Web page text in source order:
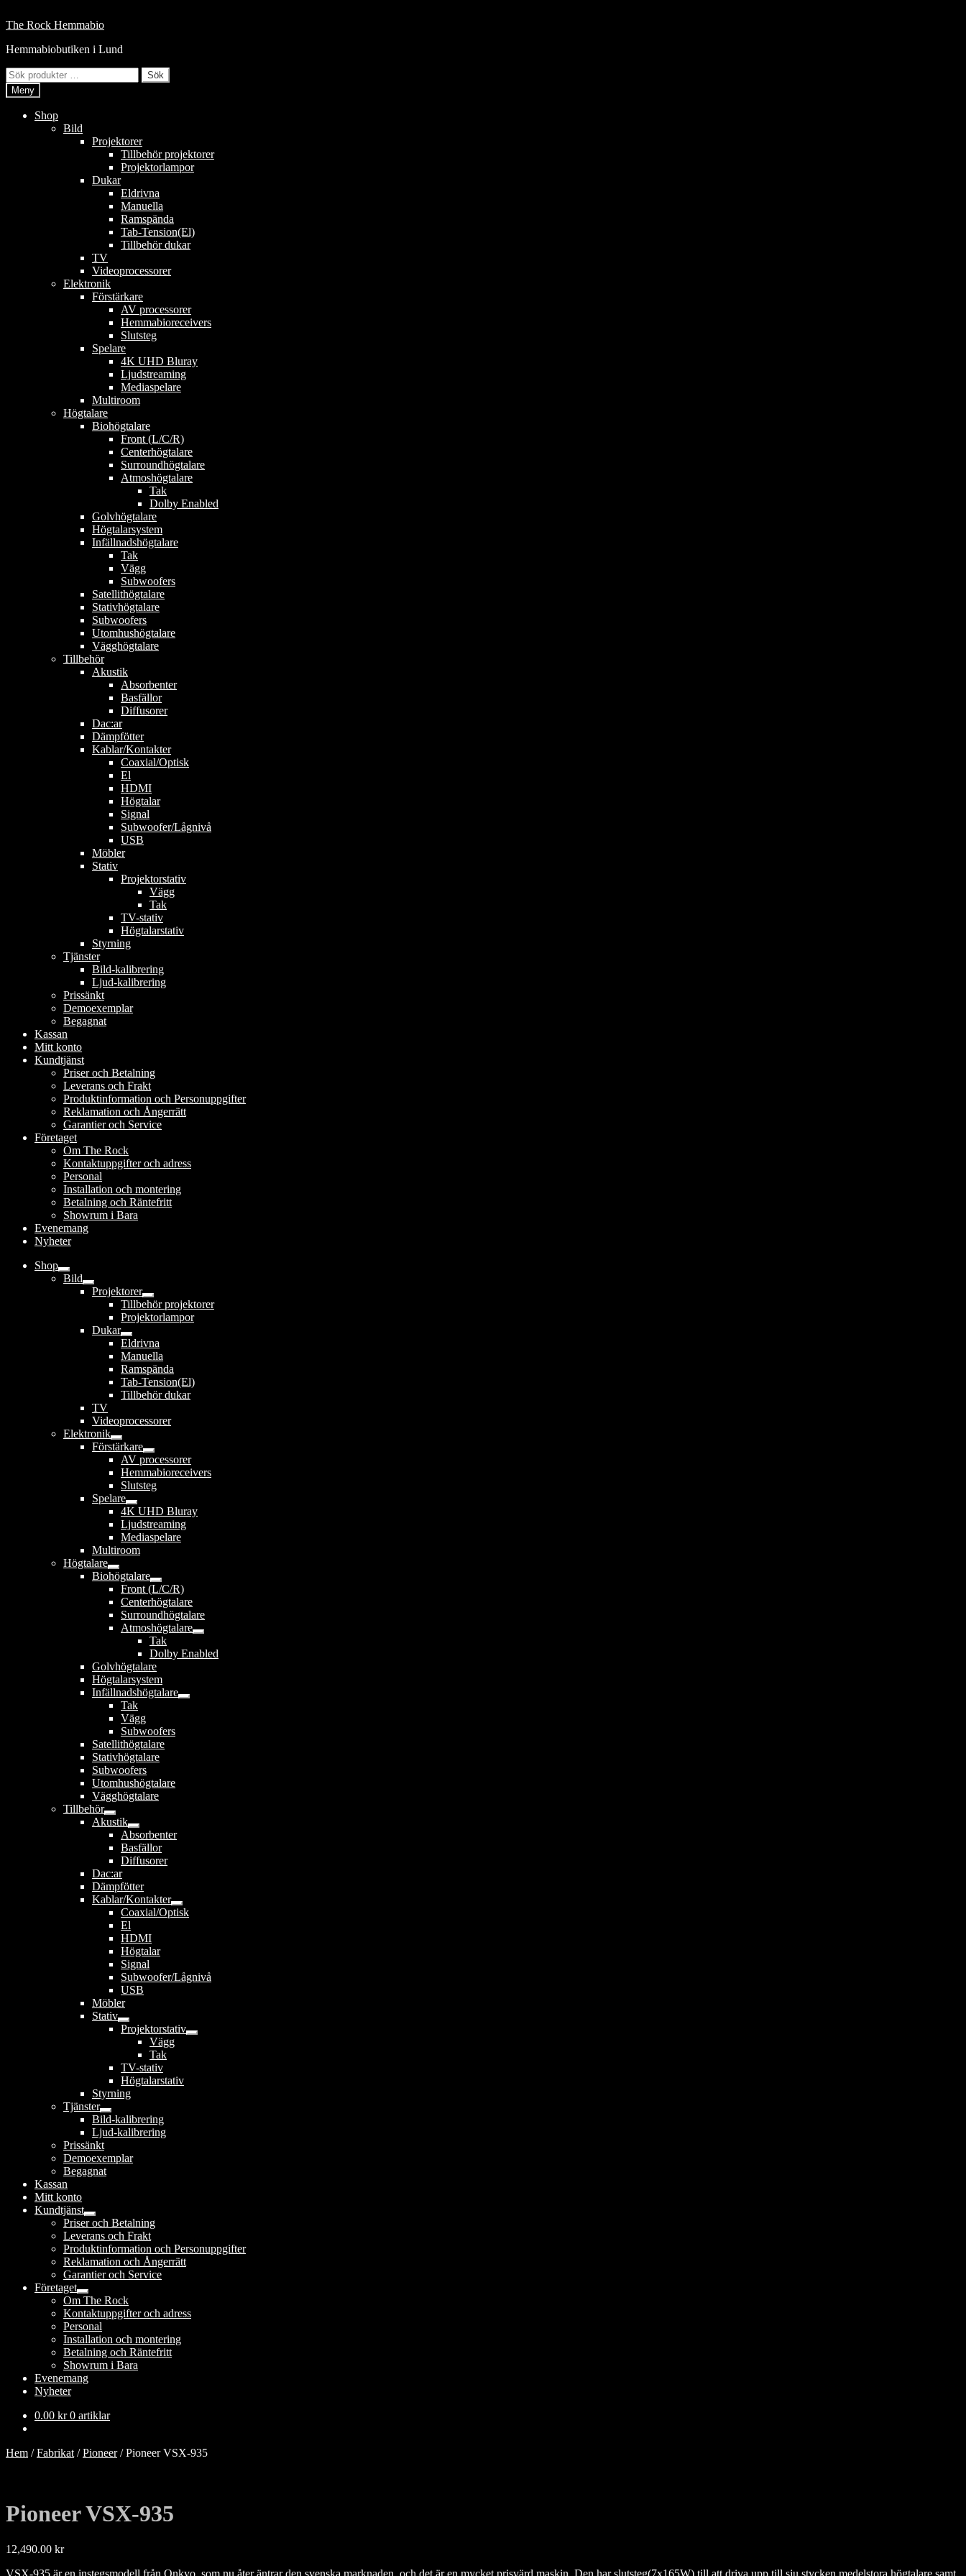
till
Hoppa
navigering
Hoppa
innehåll
The Rock Hemmabio
Hemmabiobutiken i Lund
Sök
efter:
Sök
Meny
Shop
Bild
Projektorer
Tillbehör projektorer
Projektorlampor
Dukar
Eldrivna
Manuella
Ramspända
Tab-Tension(El)
Tillbehör dukar
TV
Videoprocessorer
Elektronik
Förstärkare
AV processorer
Hemmabioreceivers
Slutsteg
Spelare
4K UHD Bluray
Ljudstreaming
Mediaspelare
Multiroom
Högtalare
Biohögtalare
Front (L/C/R)
Centerhögtalare
Surroundhögtalare
Atmoshögtalare
Tak
Dolby Enabled
Golvhögtalare
Högtalarsystem
Infällnadshögtalare
Tak
Vägg
Subwoofers
Satellithögtalare
Stativhögtalare
Subwoofers
Utomhushögtalare
Vägghögtalare
Tillbehör
Akustik
Absorbenter
Basfällor
Diffusorer
Dac:ar
Dämpfötter
Kablar/Kontakter
Coaxial/Optisk
El
HDMI
Högtalar
Signal
Subwoofer/Lågnivå
USB
Möbler
Stativ
Projektorstativ
Vägg
Tak
TV-stativ
Högtalarstativ
Styrning
Tjänster
Bild-kalibrering
Ljud-kalibrering
Prissänkt
Demoexemplar
Begagnat
Kassan
Mitt konto
Kundtjänst
Priser och Betalning
Leverans och Frakt
Produktinformation och Personuppgifter
Reklamation och Ångerrätt
Garantier och Service
Företaget
Om The Rock
Kontaktuppgifter och adress
Personal
Installation och montering
Betalning och Räntefritt
Showrum i Bara
Evenemang
Nyheter
Shop
Expandera
undermeny
Bild
Expandera
undermeny
Projektorer
Expandera
undermeny
Tillbehör projektorer
Projektorlampor
Dukar
Expandera
undermeny
Eldrivna
Manuella
Ramspända
Tab-Tension(El)
Tillbehör dukar
TV
Videoprocessorer
Elektronik
Expandera
undermeny
Förstärkare
Expandera
undermeny
AV processorer
Hemmabioreceivers
Slutsteg
Spelare
Expandera
undermeny
4K UHD Bluray
Ljudstreaming
Mediaspelare
Multiroom
Högtalare
Expandera
undermeny
Biohögtalare
Expandera
undermeny
Front (L/C/R)
Centerhögtalare
Surroundhögtalare
Atmoshögtalare
Expandera
undermeny
Tak
Dolby Enabled
Golvhögtalare
Högtalarsystem
Infällnadshögtalare
Expandera
Tak
Vägg
Subwoofers
Satellithögtalare
Stativhögtalare
Subwoofers
Utomhushögtalare
Vägghögtalare
Tillbehör
Expandera
undermeny
Akustik
Expandera
undermeny
Absorbenter
Basfällor
Diffusorer
Dac:ar
Dämpfötter
Kablar/Kontakter
Expandera
undermeny
Coaxial/Optisk
El
HDMI
Högtalar
Signal
Subwoofer/Lågnivå
USB
Möbler
Stativ
Expandera
undermeny
Projektorstativ
Expandera
Vägg
Tak
TV-stativ
Högtalarstativ
Styrning
Tjänster
Expandera
undermeny
Bild-kalibrering
Ljud-kalibrering
Prissänkt
Demoexemplar
Begagnat
Kassan
Mitt konto
Kundtjänst
Expandera
undermeny
Priser och Betalning
Leverans och Frakt
Produktinformation och Personuppgifter
Reklamation och Ångerrätt
Garantier och Service
Företaget
Expandera
undermeny
Om The Rock
Kontaktuppgifter och adress
Personal
Installation och montering
Betalning och Räntefritt
Showrum i Bara
Evenemang
Nyheter
0.00 kr 0 artiklar
Hem /Fabrikat /Pioneer/Pioneer VSX-935
Pioneer VSX-935
12,490.00 kr
VSX-935 är en instegsmodell från Onkyo, som nu åter äntrar den svenska marknaden, och det är en mycket prisvärd maskin. Den har slutsteg(7x165W) till att driva upp till sju stycken medelstora högtalare samt